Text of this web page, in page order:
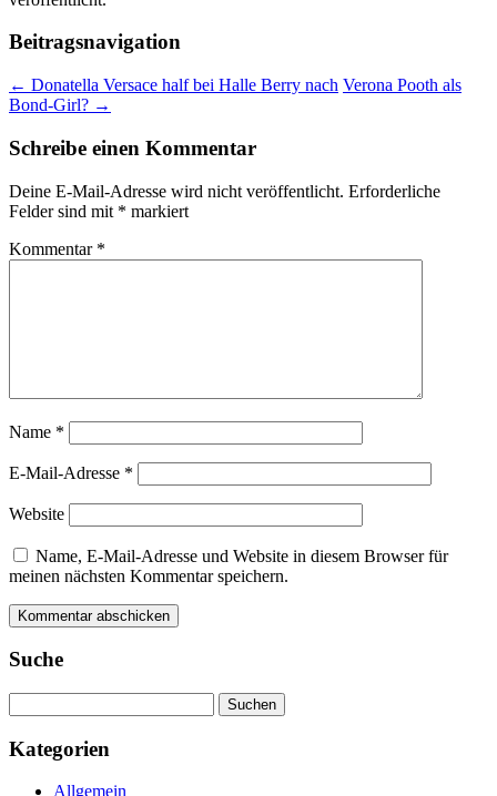
Beitragsnavigation
← Donatella Versace half bei Halle Berry nach Verona Pooth als
Bond-Girl? →
Schreibe einen Kommentar
Deine E-Mail-Adresse wird nicht veröffentlicht. Erforderliche
Felder sind mit * markiert
Kommentar *
Name *
E-Mail-Adresse *
Website
Name, E-Mail-Adresse und Website in diesem Browser für
meinen nächsten Kommentar speichern.
Suche
nach:
Kategorien
Allgemein